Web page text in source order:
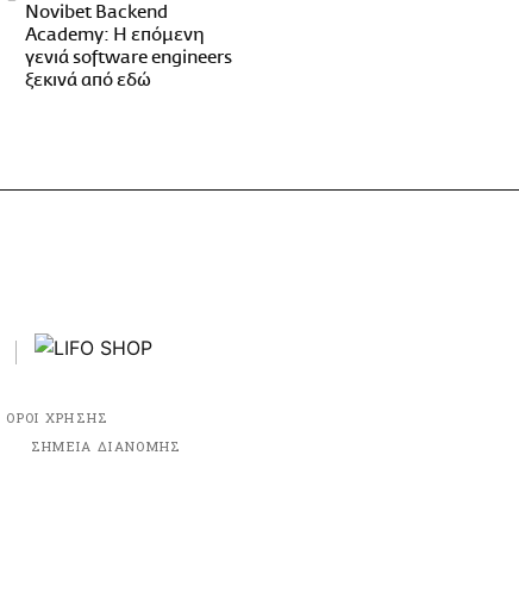
Novibet Backend
Academy: Η επόμενη
γενιά software engineers
ξεκινά από εδώ
ΟΡΟΙ ΧΡΗΣΗΣ
ΣΗΜΕΙΑ ΔΙΑΝΟΜΗΣ